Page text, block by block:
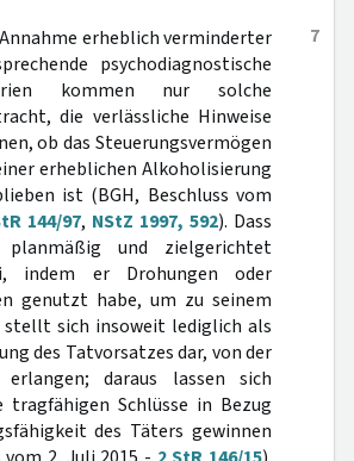
7
erheblich verminderter
psychodiagnostische
kommen nur solche
die verlässliche Hinweise
ob das Steuerungsvermögen
erheblichen Alkoholisierung
ist (BGH, Beschluss vom
144/97, NStZ 1997, 592). Dass
und zielgerichtet
indem er Drohungen oder
genutzt habe, um zu seinem
stellt sich insoweit lediglich als
des Tatvorsatzes dar, von der
daraus lassen sich
tragfähigen Schlüsse in Bezug
des Täters gewinnen